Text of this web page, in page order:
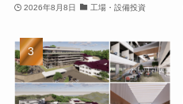
2026年8月8日 工場・設備投資